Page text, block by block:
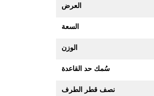
العرض
السعة
الوزن
سُمك حد القاعدة
نصف قطر الطرف